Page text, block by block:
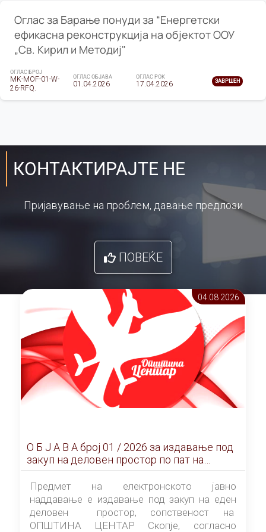
Оглас за Барање понуди за “Енергетски
ефикасна реконструкција на објектот ООУ
„Св. Кирил и Методиј"
ОГЛАС БРОЈ
MK-MOF-01-W-
26-RFQ.
ОГЛАС ОБЈАВА
01.04.2026
ОГЛАС РОК
17.04.2026 ЗАВРШЕН
КОНТАКТИРАЈТЕ НЕ
Пријавување на проблем, давање предлози
ПОВЕЌЕ
04.08 2026
О Б Ј А В А брoj 01 / 2026 за издавање под
закуп на деловен простор по пат на
ЕЛЕКТРОНСКО ЈАВНО НАДДАВАЊЕ
Предмет на електронското јавно
наддавање е издавање под закуп на еден
деловен простор, сопственост на
ОПШТИНА ЦЕНТАР Скопје, согласно